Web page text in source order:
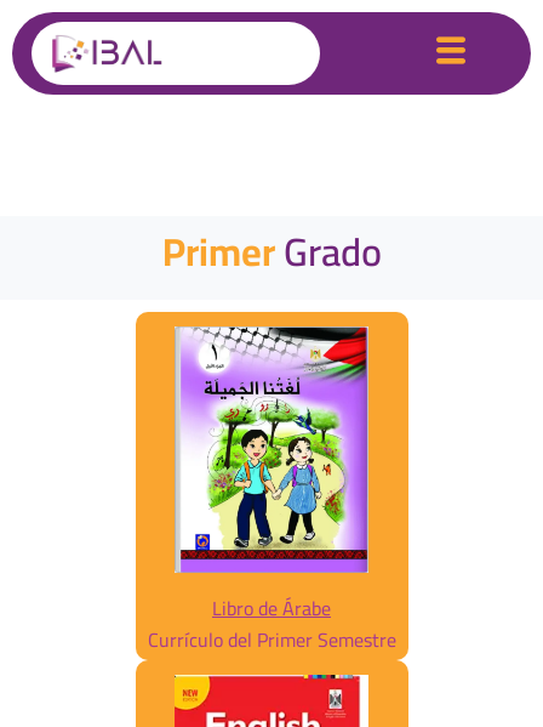
PrimerGrado
Libro de Árabe
Currículo del Primer Semestre